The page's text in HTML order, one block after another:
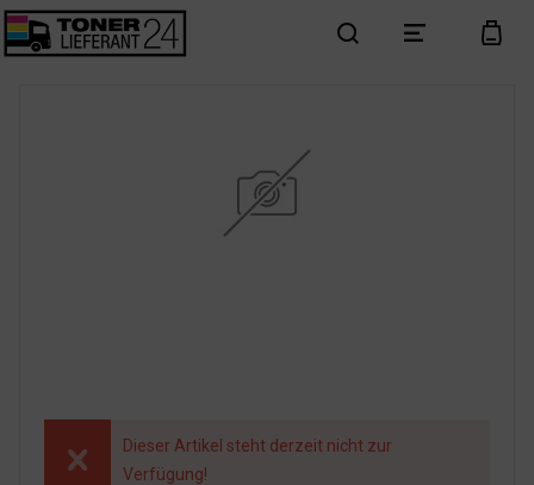
search menu cart
Dieser Artikel steht derzeit nicht zur
Verfügung!